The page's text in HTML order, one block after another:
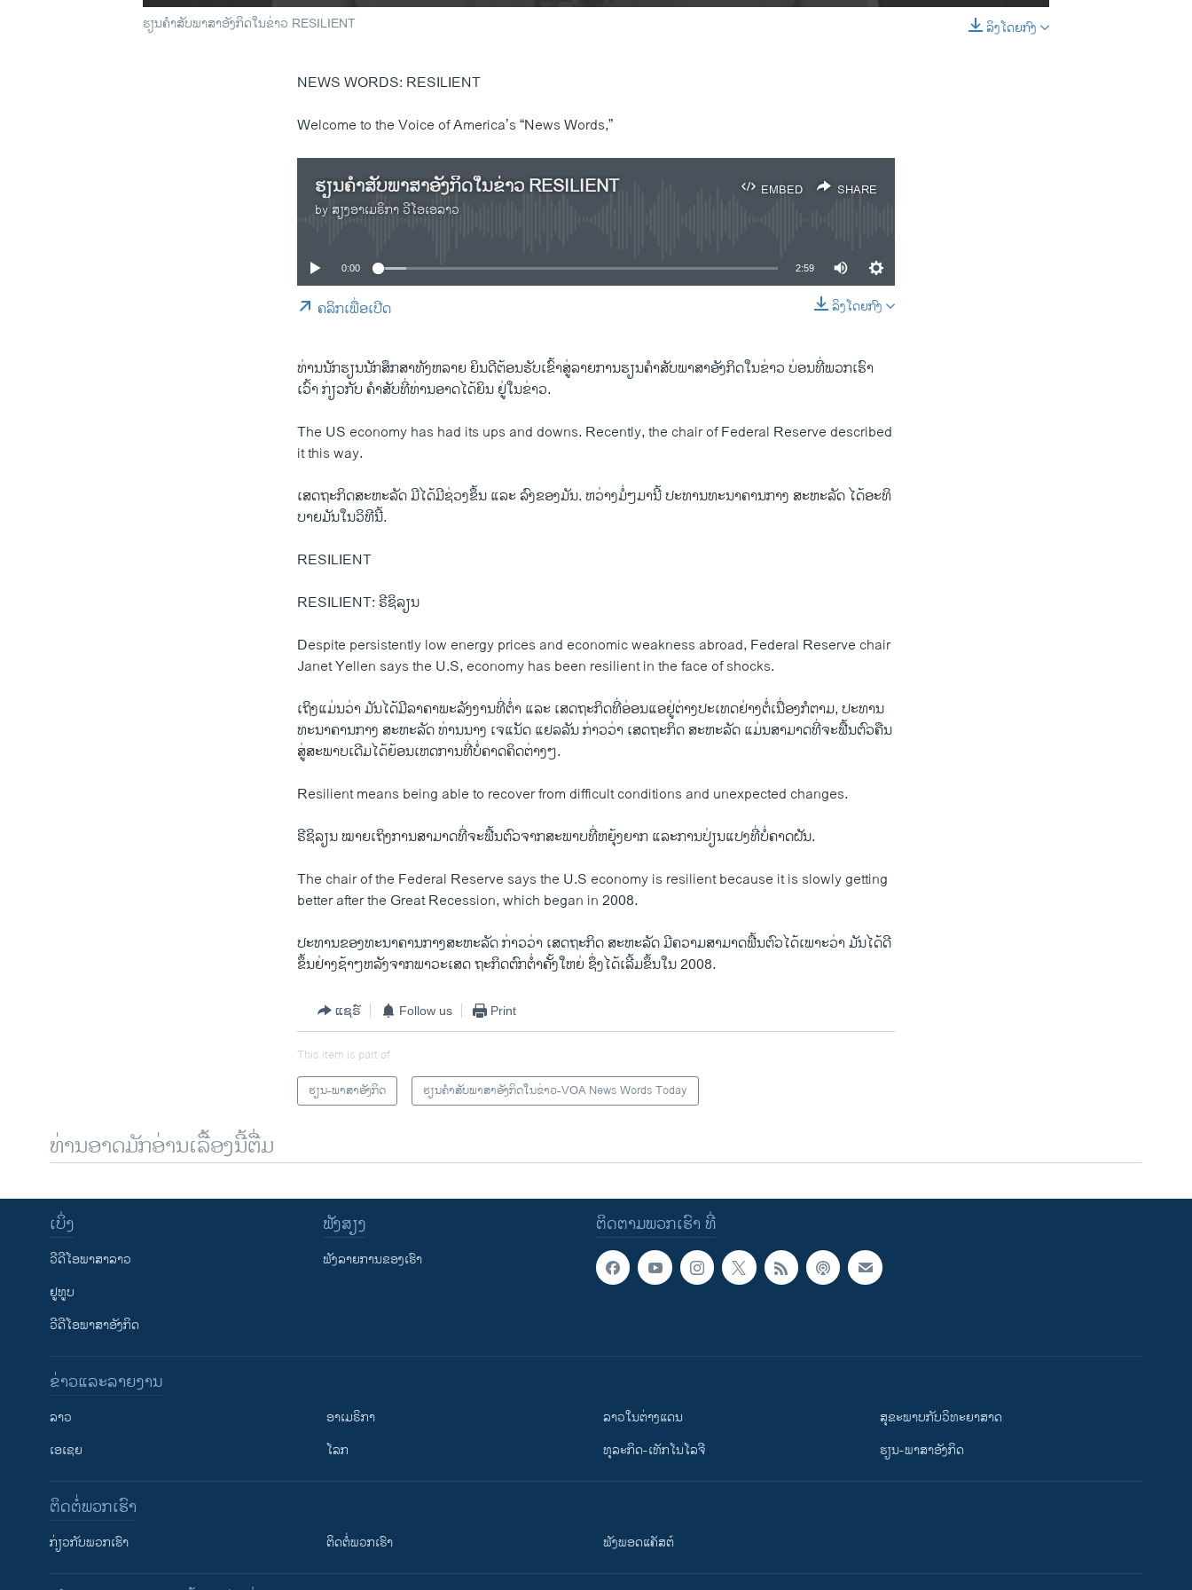
SHARE
ລິງໂດຍກົງ
ຮຽນຄຳສັບພາສາອັງກິດໃນຂ່າວ RESILIENT
NEWS WORDS: RESILIENT
Welcome to the Voice of America’s “News Words,”
EMBED SHARE
ຮຽນຄຳສັບພາສາອັງກິດໃນຂ່າວ RESILIENT
by ສຽງອາເມຣິກາ ວີໂອເອລາວ
SHARE
0:00 2:59
ລິງໂດຍກົງ
ຄລິກເພື່ອເປີດ
ທ່ານ​ນັກ​ຮຽນ​ນັກ​ສຶກ​ສາ​ທັງ​ຫລາຍ ຍິນ​ດີ​ຕ້ອນ​ຮັ​ບ​ເຂົ້າ​ສູ່​ລາຍ​ການ​ຮຽນ​ຄຳ​ສັບ​ພາ​ສາ​ອັງ​ກິດ​ໃນ​ຂ່າວ ບ່ອນທີ່​ພວກເຮົາ
ເວົ້າ ກ່ຽວກັບ ຄຳສັບທີ່ທ່ານອາດໄດ້ຍິນ ຢູ່ໃນຂ່າວ.
The US economy has had its ups and downs. Recently, the chair of Federal Reserve described
it this way.
ເສດຖະກິດສະຫະລັດ ມີໄດ້​ມີ​ຊ່ວງ​ຂຶ້ນ ແລະ ລົງຂອງ​ມັນ. ຫວ່າງມໍ່ໆມານີ້ ປະທານທະນາຄານກາງ ສະຫະລັດ ໄດ້ອະ​ທິ​
ບາຍ​ມັນ​ໃນ​ວິ​ທີນີ້.
RESILIENT
RESILIENT: ຣີຊິລຽນ
Despite persistently low energy prices and economic weakness abroad, Federal Reserve chair
Janet Yellen says the U.S, economy has been resilient in the face of shocks.
ເຖິງແມ່ນວ່າ ມັນ​ໄດ້​ມີລາຄາພະລັງງານທີ່ຕໍ່າ ແລະ ເສດ​ຖະ​ກິດ​ທີ່​ອ່ອນ​ແອ​ຢູ່​ຕ່າງ​ປະ​ເທດ​ຢ່າງຕໍ່​ເນື່ອງກໍ​ຕາມ, ປະທານ
ທະນາຄານກາງ ສະຫະລັດ ທ່ານນາງ ເຈແນັດ ແຢລລັນ ກ່າວວ່າ ເສດຖະກິດ ສະຫະລັດ ແມ່ນ​ສາ​ມາດ​ທີ່​ຈະ​ຟື້ນ​ຕົວ​ຄືນ​
ສູ່​ສະ​ພາບ​ເດີມ​ໄດ້​ຍ້ອນ​ເຫດ​ການ​ທີ່ບໍ່​ຄາດ​ຄິດຕ່າງໆ.
Resilient means being able to recover from difficult conditions and unexpected changes.
ຣີຊິລຽນ ໝາຍເຖິງ​ການສາມາດທີ່​ຈະ​ຟື້ນ​ຕົວຈາກສະພາບທີ່​ຫຍຸ້ງ​ຍາກ ແລະການປ່ຽນແປງທີ່ບໍ່ຄາດຝັນ.
The chair of the Federal Reserve says the U.S economy is resilient because it is slowly getting
better after the Great Recession, which began in 2008.
ປະທານຂອງທະນາຄານກາງສະຫະລັດ ກ່າວວ່າ ເສດຖະກິດ ສະຫະລັດ ມີຄວາມສາ​ມາດ​ຟື້ນ​ຕົວ​ໄດ້ເພາະວ່າ ມັນໄດ້​ດີ​
ຂຶ້ນ​ຢ່າງຊ້າໆຫລັງຈາກພາ​ວະເສດ ຖະກິດຕົກຕໍ່າຄັ້ງ​ໃຫຍ່ ຊຶ່ງໄດ້ເລີ້ມຂຶ້ນ​ໃນ 2008.
ແຊຣ໌ Follow us Print
This item is part of
ຮຽນ-ພາສາອັງກິດ
ຮຽນຄຳສັບພາສາອັງກິດໃນຂ່າວ-VOA News Words Today
ທ່ານອາດມັກອ່ານເລື້ອງນີ້ຕື່ມ
ຕິດຕາມພວກເຮົາ ທີ່
ເບິ່ງ
ວີດີໂອພາສາລາວ
ຢູທູບ
ວີດີໂອພາສາອັງກິດ
ຟັງສຽງ
ຟັງລາຍການຂອງເຮົາ
ຂ່າວແລະລາຍງານ
ລາວ
ເອເຊຍ
ອາເມຣິກາ
ໂລກ
ລາວໃນຕ່າງແດນ
ທຸລະກິດ-ເທັກໂນໂລຈີ
ສຸຂະພາບກັບວິທະຍາສາດ
ຮຽນ-ພາສາອັງກິດ
ຕິດຕໍ່ພວກເຮົາ
ກ່ຽວກັບພວກເຮົາ ຕິດຕໍ່ພວກເຮົາ ຟັງພອດແຄັສຕ໌